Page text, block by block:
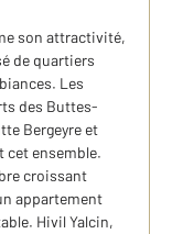
son attractivité,
de quartiers
Les
des Buttes-
Bergeyre et
cet ensemble.
croissant
appartement
Hivil Yalcin,